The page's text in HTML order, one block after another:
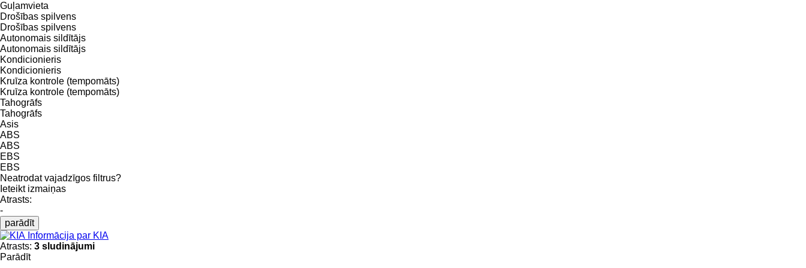
Guļamvieta
Drošības spilvens
Drošības spilvens
Autonomais sildītājs
Autonomais sildītājs
Kondicionieris
Kondicionieris
Kruīza kontrole (tempomāts)
Kruīza kontrole (tempomāts)
Tahogrāfs
Tahogrāfs
Asis
ABS
ABS
EBS
EBS
Neatrodat vajadzīgos filtrus?
Ieteikt izmaiņas
Atrasts:
-
parādīt
Informācija par KIA
Atrasts: 3 sludinājumi
Parādīt